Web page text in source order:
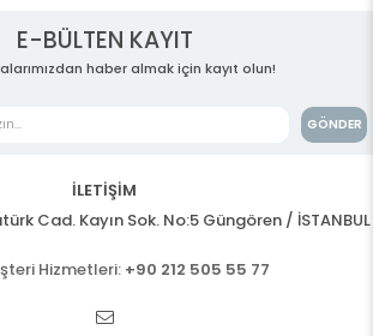
E-BÜLTEN KAYIT
haber almak için kayıt olun!
GÖNDER
İLETİŞİM
Cad. Kayın Sok. No:5 Güngören / İSTANBUL
Hizmetleri: +90 212 505 55 77